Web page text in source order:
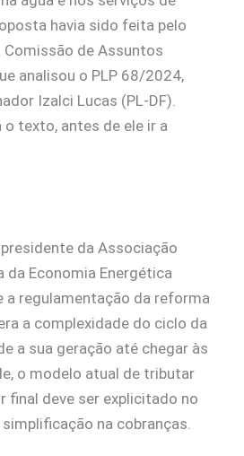
havia sido feita pelo
de Assuntos
analisou o PLP 68/2024,
Izalci Lucas (PL-DF).
o texto, antes de ele ir a
presidente da Associação
da Economia Energética
a regulamentação da reforma
a complexidade do ciclo da
a sua geração até chegar às
o modelo atual de tributar
final deve ser explicitado no
na cobranças.